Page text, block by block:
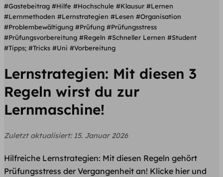
#Gastebeitrag #Hilfe #Hochschule #Klausur #Lernen
#Lernmethoden #Lernstrategien #Lesen #Organisation
#Problembewältigung #Prüfung #Prüfungsstress
#Prüfungsvorbereitung #Regeln #Schneller Lernen #Student
#Tipps; #Tricks #Uni #Vorbereitung
Lernstrategien: Mit diesen 3
Regeln wirst du zur
Lernmaschine!
Zuletzt aktualisiert: 15. Januar 2026
Hilfreiche Lernstrategien: Mit diesen Regeln gehört
Prüfungsstress der Vergangenheit an! Klicke hier und